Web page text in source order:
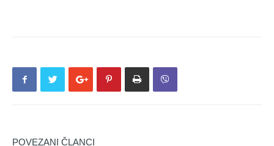
POVEZANI ČLANCI